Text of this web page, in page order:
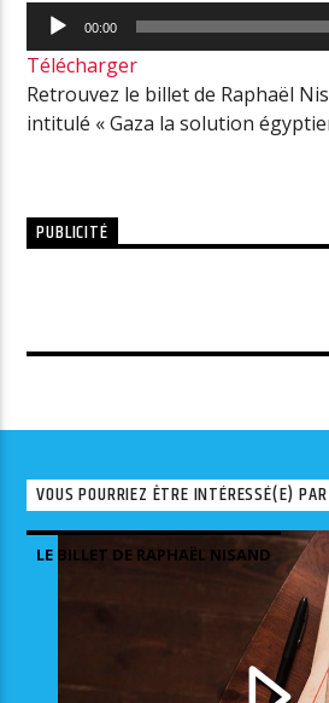
Lecteur
audio
00:00
Télécharger
Retrouvez le billet de Raphaël
intitulé « Gaza la solution
PUBLICITÉ
VOUS POURRIEZ ÊTRE INTÉRESSÉ(E)
LE BILLET DE RAPHAËL NISAND